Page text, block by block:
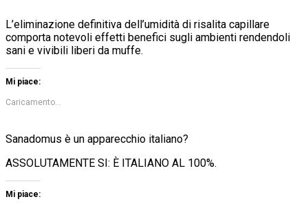
L’eliminazione definitiva dell’umidità di risalita capillare
comporta notevoli effetti benefici sugli ambienti rendendoli
sani e vivibili liberi da muffe.
Mi piace:
Caricamento...
Sanadomus è un apparecchio italiano?
ASSOLUTAMENTE SI: È ITALIANO AL 100%.
Mi piace: